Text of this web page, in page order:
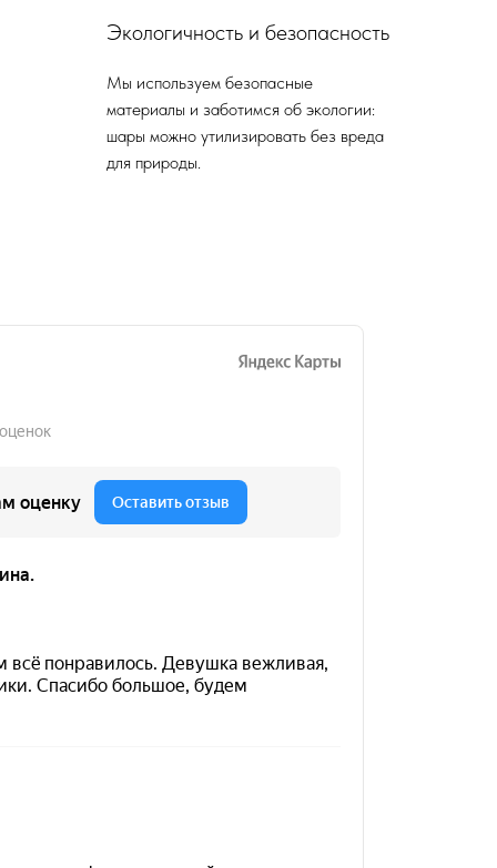
Экологичность и безопасность
Мы используем безопасные
материалы и заботимся об экологии:
шары можно утилизировать без вреда
для природы.